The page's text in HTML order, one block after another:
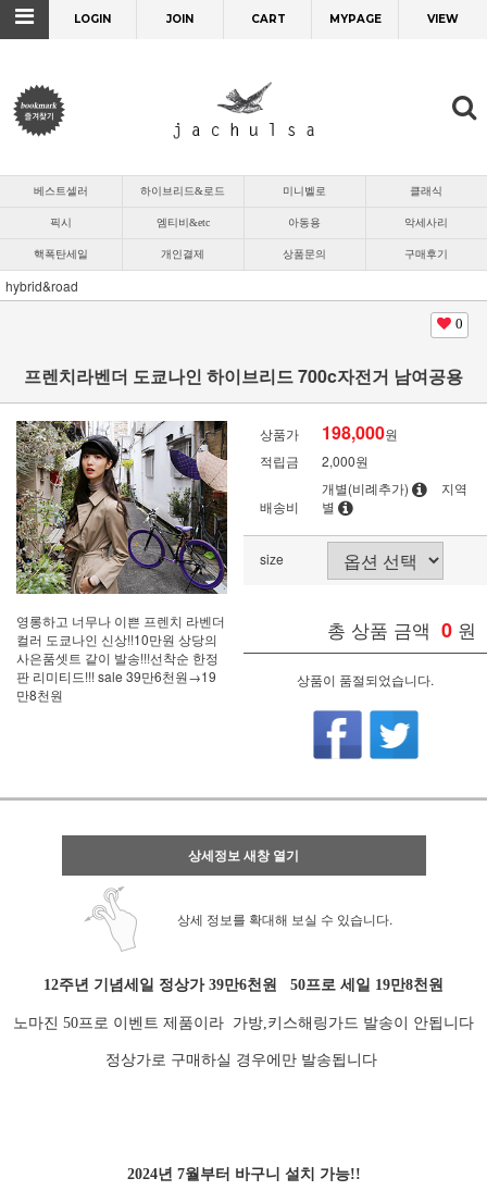
LOGIN JOIN CART MYPAGE VIEW
베스트셀러 하이브리드&로드 미니벨로 클래식
픽시 엠티비&etc 아동용 악세사리
핵폭탄세일 개인결제 상품문의 구매후기
hybrid&road
0
프렌치라벤더 도쿄나인 하이브리드 700c자전거 남여공용
영롱하고 너무나 이쁜 프렌치 라벤더
컬러 도쿄나인 신상!!10만원 상당의
사은품셋트 같이 발송!!!선착순 한정
판 리미티드!!! sale 39만6천원→19
만8천원
상품가 198,000원
적립금
2,000원
배송비
개별(비례추가)
지역
별
size
총 상품 금액 0 원
상품이 품절되었습니다.
상세정보 새창 열기
상세 정보를 확대해 보실 수 있습니다.
12주년 기념세일 정상가 39만6천원 50프로 세일 19만8천원
노마진 50프로 이벤트 제품이라 가방,키스해링가드 발송이 안됩니다
정상가로 구매하실 경우에만 발송됩니다
2024년 7월부터 바구니 설치 가능!!